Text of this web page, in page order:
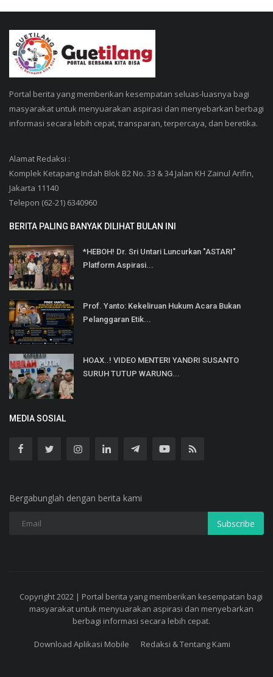
Portal berita yang memberikan kesempatan seluas-luasnya bagi
masyarakat untuk menyuarakan aspirasi dan menyebarkan berbagi
informasi secara lebih cepat, transparan, terpercaya, dan beretika.
Alamat Redaksi :
Komplek Ketapang Indah Blok B2 No. 33 & 34 Jalan KH Zainul Arifin,
Jakarta 11140
Telepon (62-21) 6340960
BERITA PALING BANYAK DILIHAT BULAN INI
*HEBOH! Dr. Sri Untari Luncurkan "ASTARI"
Platform Aspirasi...
Prof. Yanto: Kekeliruan Hukum Acara Bukan
Pelanggaran Etik...
HOAX..! VIDEO MENTERI YANDRI SUSANTO
SURUH TUTUP WARUNG...
MEDIA SOSIAL
Bergabunglah dengan berita kami
Subscribe
Copyright 2022 | Portal berita yang memberikan kesempatan bagi
masyarakat untuk menyuarakan aspirasi dan menyebarkan
berbagi informasi secara lebih cepat.
Download Aplikasi Mobile Redaksi & Tentang Kami